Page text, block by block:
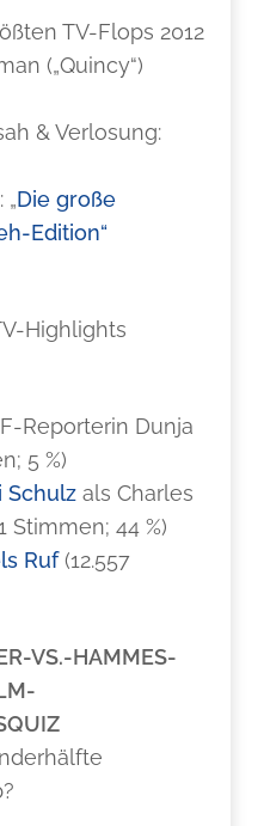
TV-Flops 2012
(„Quincy“)
& Verlosung:
Die große
Edition“
Highlights
Reporterin Dunja
5 %)
Schulz als Charles
Stimmen; 44 %)
Ruf(12.557
VS.-HAMMES-